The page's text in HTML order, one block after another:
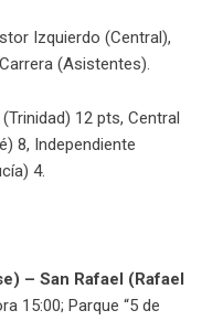
Izquierdo (Central),
(Asistentes).
12 pts, Central
8, Independiente
4.
– San Rafael (Rafael
15:00; Parque “5 de